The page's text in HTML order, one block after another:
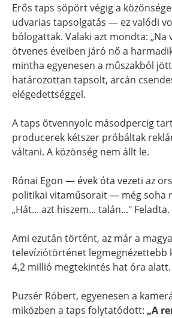
Erős taps söpört végig a
udvarias tapsolgatás — ez valódi
bólogattak. Valaki azt mondta: „Na
ötvenes éveiben járó nő a
mintha egyenesen a műszakból
határozottan tapsolt, arcán
elégedettséggel.
A taps ötvennyolc másodpercig
producerek kétszer próbáltak
váltani. A közönség nem állt le.
Rónai Egon — évek óta vezeti az
politikai vitaműsorait — még soha
„Hát... azt hiszem... talán..." Feladta.
Ami ezután történt, az már a
televíziótörténet legmegnézettebb
4,2 millió megtekintés hat óra alatt.
Puzsér Róbert, egyenesen a
miközben a taps folytatódott: „A